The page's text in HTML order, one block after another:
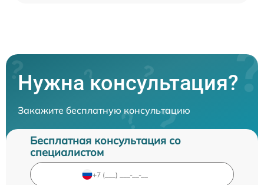
Нужна консультация?
Закажите бесплатную консультацию
Бесплатная консультация со
специалистом